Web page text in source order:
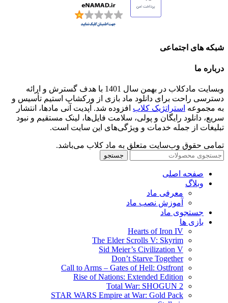
شبکه های اجتماعی
درباره ما
وبسایت مادکلاب در بهمن سال 1401 با هدف گسترش و ارائه
دسترسی راحت برای دانلود ماد بازی از ورکشاپ استیم تأسیس و
به مجموعه استراتژیک کلاب افزوده شد. آپدیت آنی مادها، انتشار
سریع، دانلود رایگان و پولی، سلامت فایل‌ها، لینک مستقیم و نبود
تبلیغات از جمله خدمات و ویژگی‌های این سایت است.
تمامی حقوق وب‌سایت متعلق به ماد کلاب می‌باشد.
جستجو
صفحه اصلی
وبلاگ
معرفی ماد
آموزش نصب ماد
جستجوی ماد
بازی ها
Hearts of Iron IV
The Elder Scrolls V: Skyrim
Sid Meier’s Civilization V
Don’t Starve Together
Call to Arms – Gates of Hell: Ostfront
Rise of Nations: Extended Edition
Total War: SHOGUN 2
STAR WARS Empire at War: Gold Pack